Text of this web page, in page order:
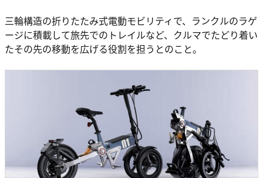
三輪構造の折りたたみ式電動モビリティで、ランクルのラゲ
ージに積載して旅先でのトレイルなど、クルマでたどり着い
たその先の移動を広げる役割を担うとのこと。